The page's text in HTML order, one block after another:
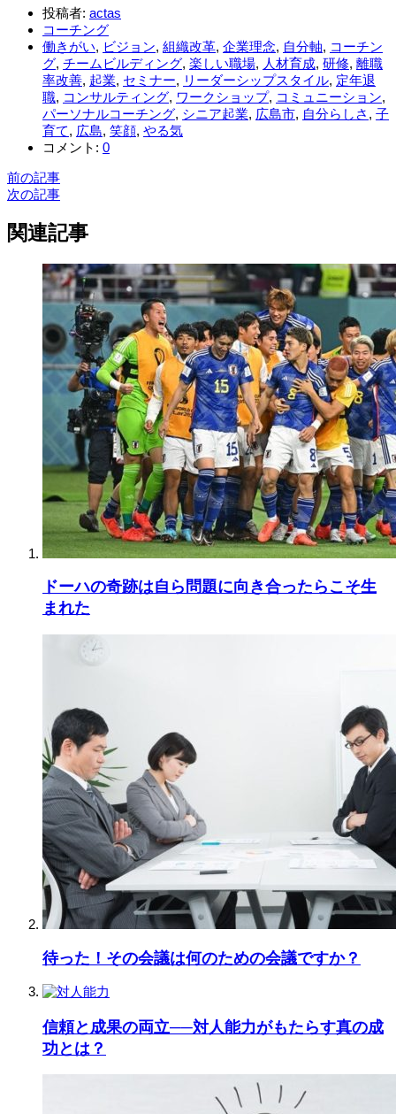
投稿者: actas
コーチング
働きがい, ビジョン, 組織改革, 企業理念, 自分軸, コーチン
グ, チームビルディング, 楽しい職場, 人材育成, 研修, 離職
率改善, 起業, セミナー, リーダーシップスタイル, 定年退
職, コンサルティング, ワークショップ, コミュニーション,
パーソナルコーチング, シニア起業, 広島市, 自分らしさ , 子
育て, 広島, 笑顔, やる気
コメント: 0
前の記事
次の記事
関連記事
ドーハの奇跡は自ら問題に向き合ったらこそ生
まれた
待った！その会議は何のための会議ですか？
信頼と成果の両立──対人能力がもたらす真の成
功とは？